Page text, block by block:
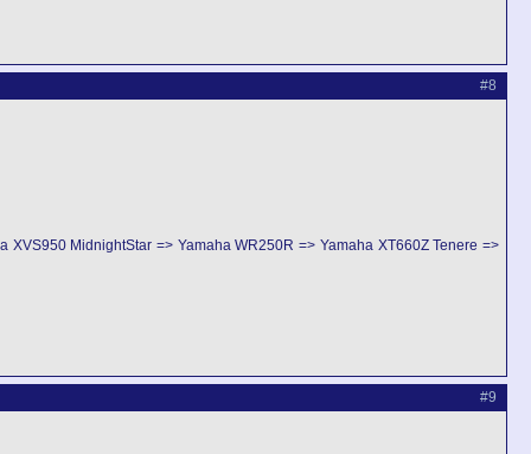
#8
MidnightStar => Yamaha WR250R => Yamaha XT660Z Tenere =>
#9